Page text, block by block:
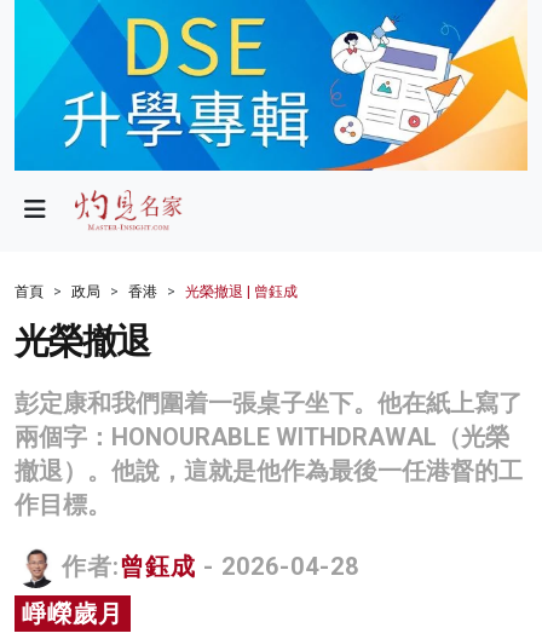
政局
財經
生活
商業
科技
名家榜
灼見活動
首頁 政局 香港 光榮撤退 | 曾鈺成
光榮撤退
彭定康和我們圍着一張桌子坐下。他在紙上寫了
兩個字：HONOURABLE WITHDRAWAL（光榮
撤退）。他說，這就是他作為最後一任港督的工
作目標。
作者:曾鈺成 - 2026-04-28
崢嶸歲月